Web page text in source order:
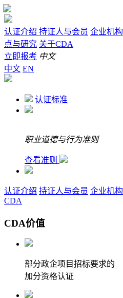
认证介绍 持证人与会员 企业机构
点与研究 关于CDA
立即报考 中文
中文 EN
认证标准
职业道德与行为准则
查看准则
认证介绍 持证人与会员 企业机构
CDA
CDA价值
部分政企项目招标要求的
加分资格认证